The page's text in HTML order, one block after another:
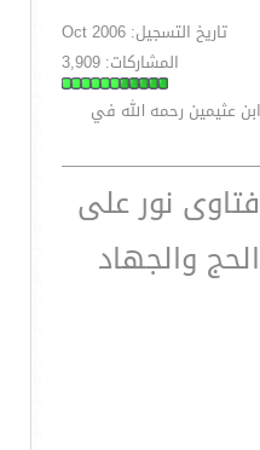
تاريخ التسجيل: Oct 2006
المشاركات: 3,909
عثيمين رحمه الله في
نور على
والجهاد